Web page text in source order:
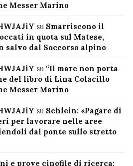
Messer Marino
su Smarriscono il
in quota sul Matese,
dal Soccorso alpino
su “Il mare non porta
del libro di Lina Colacillo
Messer Marino
su Schlein: «Pagare di
per lavorare nelle aree
dal ponte sullo stretto
e prove cinofile di ricerca: